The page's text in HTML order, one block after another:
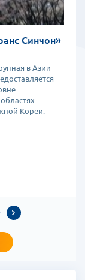
Синчон»
в Азии
Кореи.